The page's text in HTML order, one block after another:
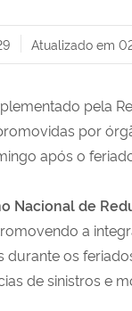
Atualizado em
pela
por
após o
Nacional de
a
os
de sinistros e